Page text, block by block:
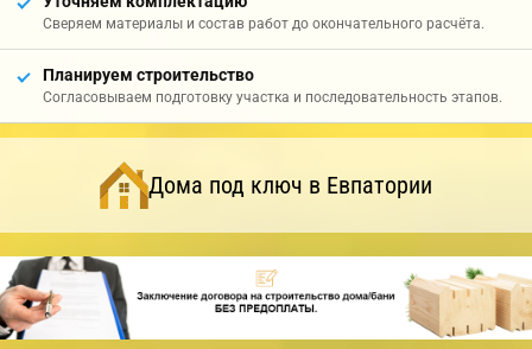
Сверяем материалы и состав работ до окончательного расчёта.
Планируем строительство
Согласовываем подготовку участка и последовательность этапов.
Дома под ключ в Евпатории